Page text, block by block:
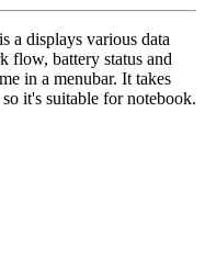
a displays various data
flow, battery status and
in a menubar. It takes
it's suitable for notebook.